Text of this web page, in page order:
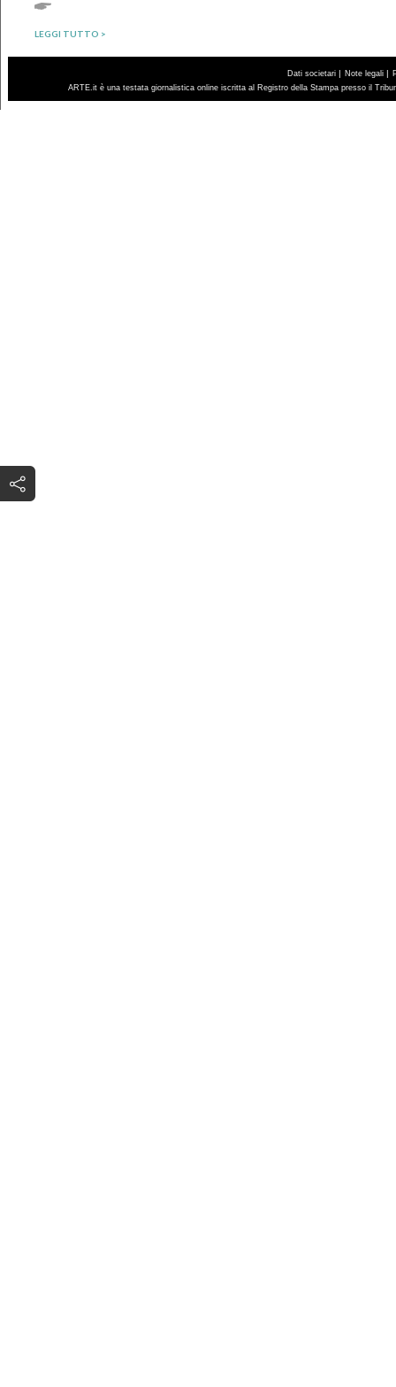
LEGGI TUTTO >
Dati societari | Note legali |
ARTE.it è una testata giornalistica online iscritta al Registro della Stampa presso il